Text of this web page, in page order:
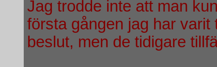
Jag trodde inte att man
första gången jag har
beslut, men de tidigare